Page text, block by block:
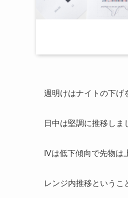
週明けはナイトの下げ
日中は堅調に推移しま
IVは低下傾向で先物は
レンジ内推移というこ